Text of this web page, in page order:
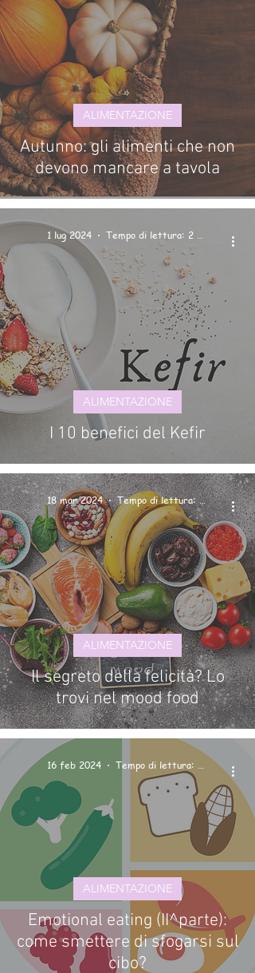
Autunno: gli alimenti che non
devono mancare a tavola
ALIMENTAZIONE
I 10 benefici del Kefir
ALIMENTAZIONE
1 lug 2024 Tempo di lettura: 2 min
Il segreto della felicità? Lo
trovi nel mood food
ALIMENTAZIONE
18 mar 2024 Tempo di lettura: 3 min
Emotional eating (II^parte):
come smettere di sfogarsi sul
cibo?
ALIMENTAZIONE
16 feb 2024 Tempo di lettura: 2 min